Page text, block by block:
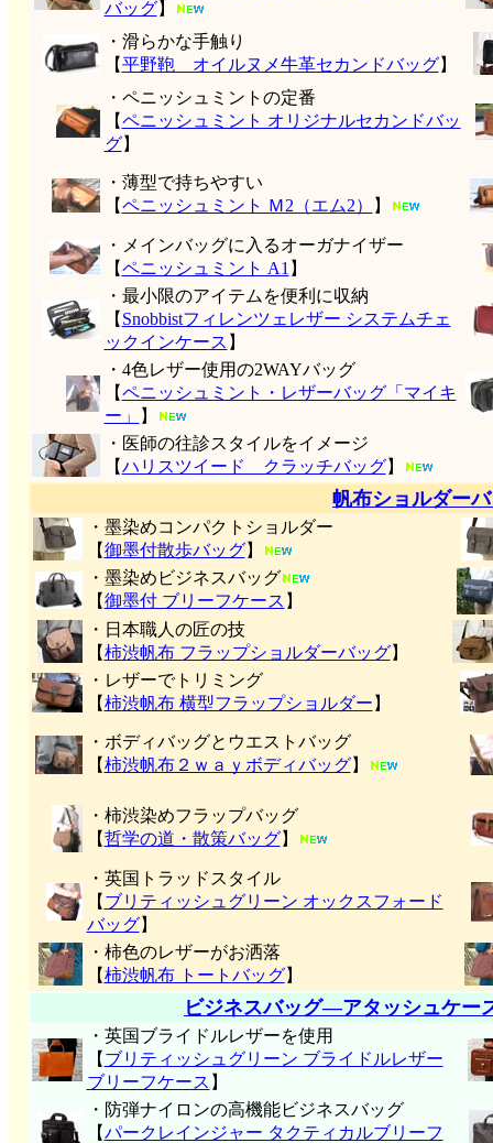
バッグ】
・滑らかな手触り
【平野鞄 オイルヌメ牛革セカンドバッグ】
・ペニッシュミントの定番
【ペニッシュミント オリジナルセカンドバッ
グ】
・薄型で持ちやすい
【ペニッシュミント Ｍ2（エム2） 】
・メインバッグに入るオーガナイザー
【ペニッシュミント A1 】
・最小限のアイテムを便利に収納
【 Snobbistフィレンツェレザー システムチェ
ックインケース 】
・4色レザー使用の2WAYバッグ
【ペニッシュミント・レザーバッグ「マイキ
ー」
】
・医師の往診スタイルをイメージ
【ハリスツイード クラッチバッグ】
帆布ショルダー
・墨染めコンパクトショルダー
【御墨付散歩バッグ】
・墨染めビジネスバッグ
【御墨付 ブリーフケース 】
・日本職人の匠の技
【柿渋帆布 フラップショルダーバッグ】
・レザーでトリミング
【柿渋帆布 横型フラップショルダー 】
・ボディバッグとウエストバッグ
【柿渋帆布２ｗａｙボディバッグ】
・柿渋染めフラップバッグ
【哲学の道・散策バッグ】
・英国トラッドスタイル
【 ブリティッシュグリーン オックスフォード
バッグ】
・柿色のレザーがお洒落
【柿渋帆布 トートバッグ】
ビジネスバッグ―アタッシュケー
・英国ブライドルレザーを使用
【 ブリティッシュグリーン ブライドルレザー
ブリーフケース 】
・防弾ナイロンの高機能ビジネスバッグ
【パークレインジャー タクティカルブリーフ